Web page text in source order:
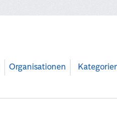
Organisationen